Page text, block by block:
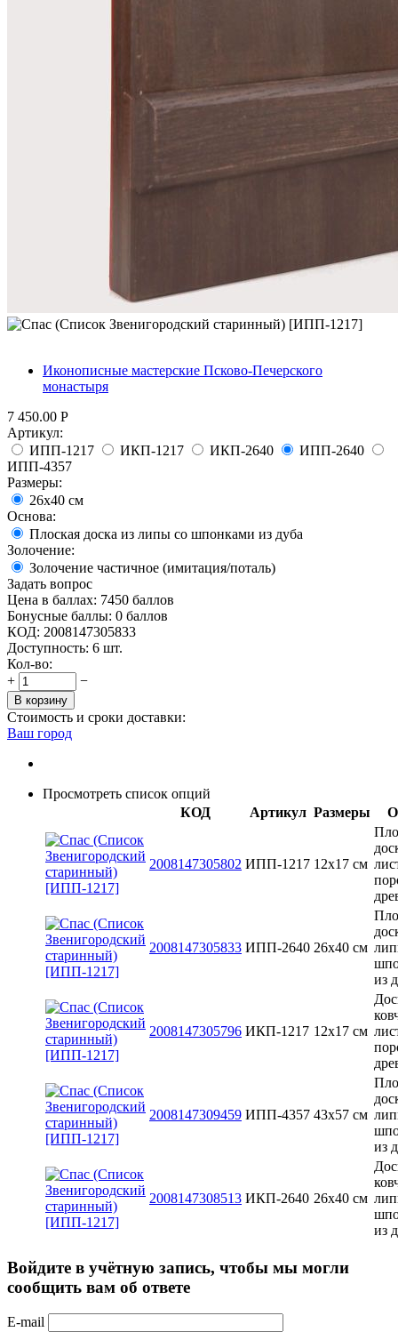
Иконописные мастерские Псково-Печерского
монастыря
7 450.00 Р
Артикул:
ИПП-1217
ИКП-1217 ИКП-2640
ИПП-2640
ИПП-4357
Размеры:
26x40 см
Основа:
Плоская доска из липы со шпонками из дуба
Золочение:
Золочение частичное (имитация/поталь)
Задать вопрос
Цена в баллах: 7450 баллов
Бонусные баллы: 0 баллов
КОД: 2008147305833
Доступность: 6 шт.
Кол-во:
+
−
В корзину
Стоимость и сроки доставки:
Ваш город
Просмотреть список опций
КОД
Артикул Размеры
2008147305802 ИПП-1217 12х17 см
2008147305833 ИПП-2640 26x40 см
из
2008147305796 ИКП-1217 12х17 см
2008147309459 ИПП-4357 43x57 см
из
2008147308513 ИКП-2640 26x40 см
из
Войдите в учётную запись, чтобы мы могли
сообщить вам об ответе
E-mail